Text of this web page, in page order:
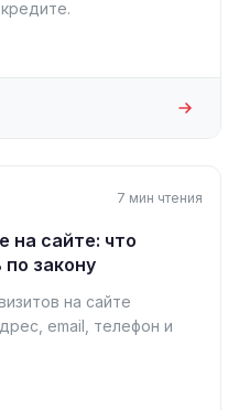
7 мин чтения
на сайте: что
по закону
на сайте
email, телефон и